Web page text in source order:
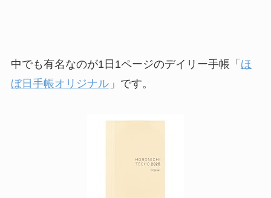
中でも有名なのが1日1ページのデイリー手帳「 ほ
ぼ日手帳オリジナル 」です。